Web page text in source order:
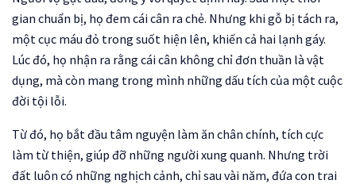
gian chuẩn bị, họ đem cái cân ra chẻ. Nhưng khi gỗ bị tách ra,
một cục máu đỏ trong suốt hiện lên, khiến cả hai lạnh gáy.
Lúc đó, họ nhận ra rằng cái cân không chỉ đơn thuần là vật
dụng, mà còn mang trong mình những dấu tích của một cuộc
đời tội lỗi.
Từ đó, họ bắt đầu tâm nguyện làm ăn chân chính, tích cực
làm từ thiện, giúp đỡ những người xung quanh. Nhưng trời
đất luôn có những nghịch cảnh, chỉ sau vài năm, đứa con trai